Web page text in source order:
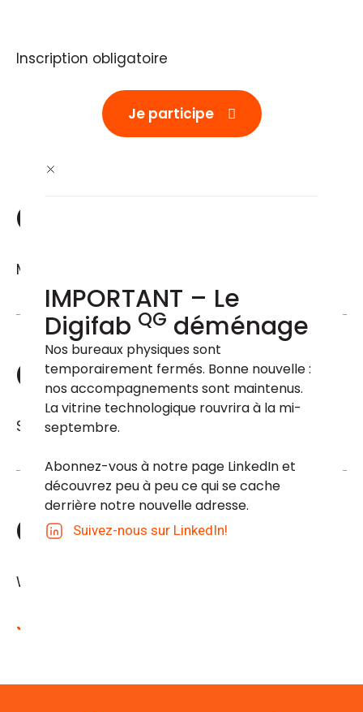
Inscription obligatoire
Je participe
Quand ?
Mercredi le 17 février 2021 (9h30-10h30)
Combien ?
Sans frais
Où ?
Webinaire
Je participe
IMPORTANT – Le
Digifab QG déménage
Nos bureaux physiques sont
temporairement fermés. Bonne nouvelle :
nos accompagnements sont maintenus.
La vitrine technologique rouvrira à la mi-
septembre.
Abonnez-vous à notre page LinkedIn et
découvrez peu à peu ce qui se cache
derrière notre nouvelle adresse.
Suivez-nous sur LinkedIn!